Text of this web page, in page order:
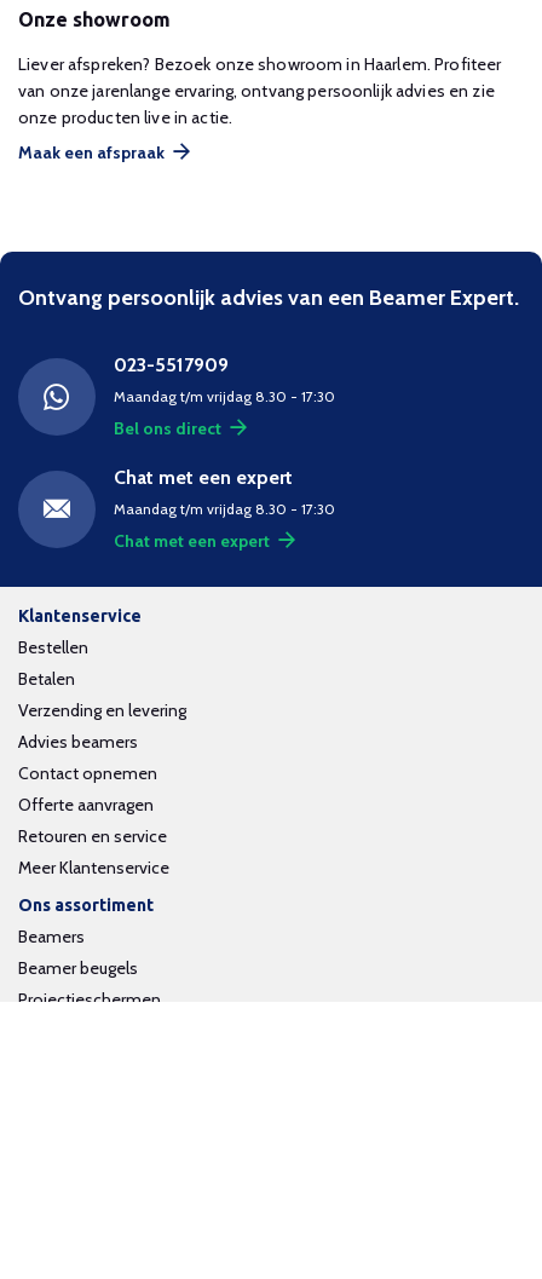
Onze showroom
Liever afspreken? Bezoek onze showroom in Haarlem. Profiteer
van onze jarenlange ervaring, ontvang persoonlijk advies en zie
onze producten live in actie.
Maak een afspraak
Ontvang persoonlijk advies van een Beamer Expert.
023-5517909
Maandag t/m vrijdag 8.30 - 17:30
Bel ons direct
Chat met een expert
Maandag t/m vrijdag 8.30 - 17:30
Chat met een expert
Klantenservice
Bestellen
Betalen
Verzending en levering
Advies beamers
Contact opnemen
Offerte aanvragen
Retouren en service
Meer Klantenservice
Ons assortiment
Beamers
Beamer beugels
Projectieschermen